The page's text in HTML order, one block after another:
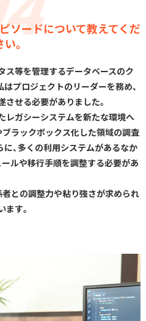
ソードについて教えてくだ
い。
ス等を管理するデータベースのク
プロジェクトのリーダーを務め、
せる必要がありました。
レガシーシステムを新たな環境へ
ラックボックス化した領域の調査
、多くの利用システムがあるなか
ルや移行手順を調整する必要があ
との調整力や粘り強さが求められ
す。